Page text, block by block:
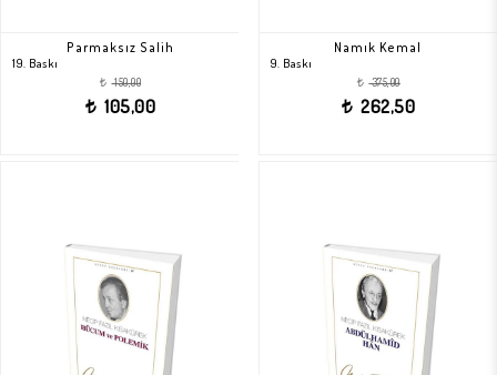
Parmaksız Salih
19. Baskı
t
150,00
t
105,00
Namık Kemal
9. Baskı
t
375,00
t
262,50